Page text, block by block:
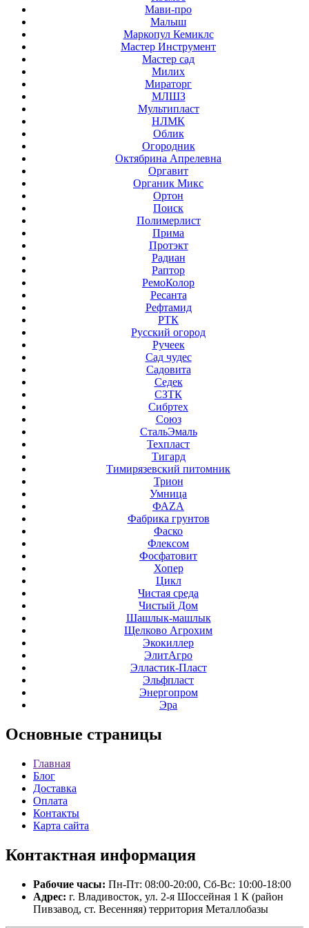
Мави-про
Малыш
Маркопул Кемиклс
Мастер Инструмент
Мастер сад
Милих
Мираторг
МЛШЗ
Мультипласт
НЛМК
Облик
Огородник
Октябрина Апрелевна
Оргавит
Органик Микс
Ортон
Поиск
Полимерлист
Прима
Протэкт
Радиан
Раптор
РемоКолор
Ресанта
Рефтамид
РТК
Русский огород
Ручеек
Сад чудес
Садовита
Седек
СЗТК
Сибртех
Союз
СтальЭмаль
Техпласт
Тигард
Тимирязевский питомник
Трион
Умница
ФАZА
Фабрика грунтов
Фаско
Флексом
Фосфатовит
Хопер
Цикл
Чистая среда
Чистый Дом
Шашлык-машлык
Щелково Агрохим
Экокиллер
ЭлитАгро
Элластик-Пласт
Эльфпласт
Энергопром
Эра
Основные страницы
Главная
Блог
Доставка
Оплата
Контакты
Карта сайта
Контактная информация
Рабочие часы: Пн-Пт: 08:00-20:00, Сб-Вс: 10:00-18:00
Адрес: г. Владивосток, ул. 2-я Шоссейная 1 К (район
Пивзавод, ст. Весенняя) территория Металлобазы